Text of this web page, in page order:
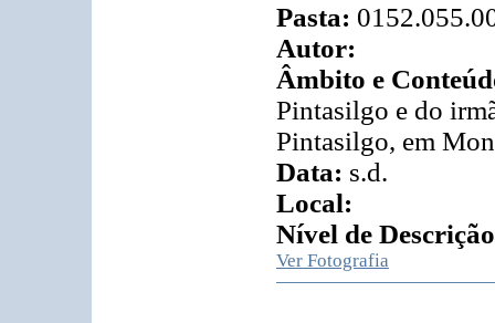
Pasta:
Autor:
Âmbito e
Pintasilgo e do
Pintasilgo, em
Data: s.d.
Local:
Nível de
Ver Fotografia